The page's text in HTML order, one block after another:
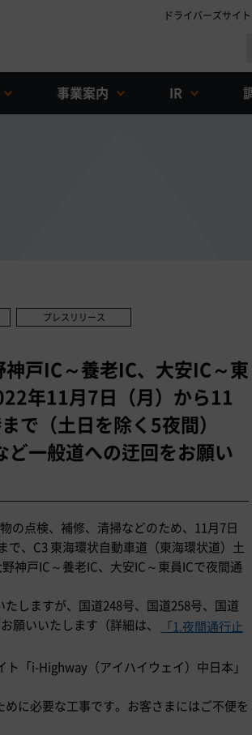
ドライバーズサイト
事業案内 IR
プレスリリース
戸IC～養老IC、大安IC～東
年11月7日（月）から11
で（土日を除く5夜間）
一般道への迂回をお願い
の点検、補修、清掃などのため、11月7日
で、C3 東海環状自動車道（東海環状道）土
神戸IC～養老IC、大安IC～東員ICで夜間通
しますが、国道248号、国道258号、国道
願いいたします（詳細は、
「1.夜間通行止
「i-Highway（アイハイウェイ）中日本」
に必要な工事です。お客さまにはご不便を